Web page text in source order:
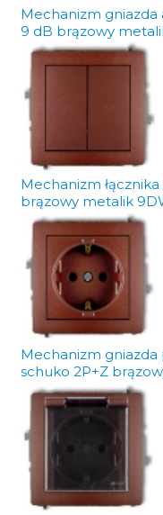
Mechanizm
9 dB brązowy
Mechanizm
brązowy metalik
Mechanizm
schuko 2P+Z